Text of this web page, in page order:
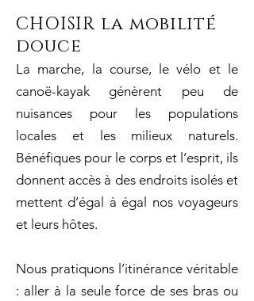
CHOISIR la mobilité
douce
La marche, la course, le vélo et le
canoë-kayak génèrent peu de
nuisances pour les populations
locales et les milieux naturels.
Bénéfiques pour le corps et l’esprit, ils
donnent accès à des endroits isolés et
mettent d’égal à égal nos voyageurs
et leurs hôtes.
Nous pratiquons l’itinérance véritable
: aller à la seule force de ses bras ou